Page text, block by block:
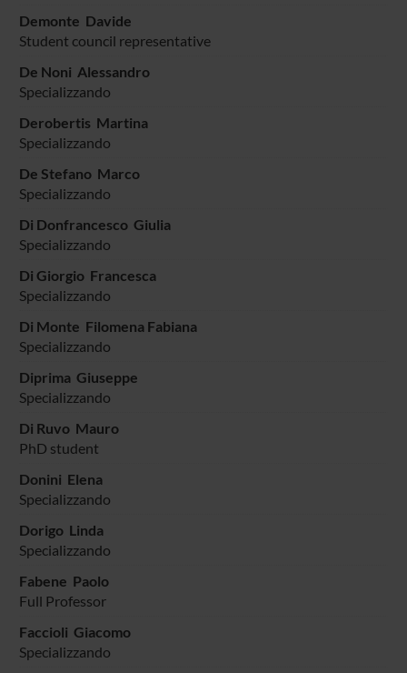
Demonte Davide
Student council representative
De Noni Alessandro
Specializzando
Derobertis Martina
Specializzando
De Stefano Marco
Specializzando
Di Donfrancesco Giulia
Specializzando
Di Giorgio Francesca
Specializzando
Di Monte Filomena Fabiana
Specializzando
Diprima Giuseppe
Specializzando
Di Ruvo Mauro
PhD student
Donini Elena
Specializzando
Dorigo Linda
Specializzando
Fabene Paolo
Full Professor
Faccioli Giacomo
Specializzando